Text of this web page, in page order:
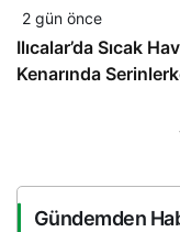
2 gün önce
Ilıcalar’da Sıcak
Kenarında
Gündemden